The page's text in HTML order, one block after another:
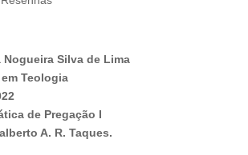
Nogueira Silva de Lima
Teologia
de Pregação I
A. R. Taques.